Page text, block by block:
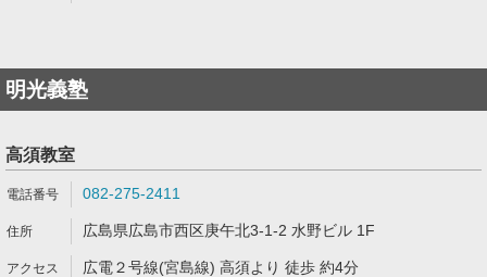
明光義塾
高須教室
082-275-2411
広島県広島市西区庚午北3-1-2 水野ビル 1F
広電２号線(宮島線) 高須より 徒歩 約4分